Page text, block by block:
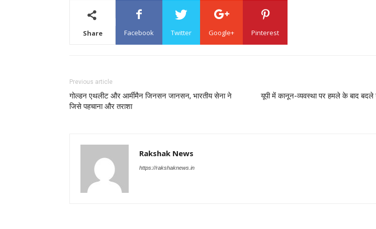
Share Facebook Twitter Google+ Pinterest
Previous article
गोल्डन एथलीट और आर्मीमैन जिनसन जानसन, भारतीय सेना ने
जिसे पहचाना और तराशा
यूपी में कानून-व्यवस्था पर हमले के बाद
Rakshak News
https://rakshaknews.in